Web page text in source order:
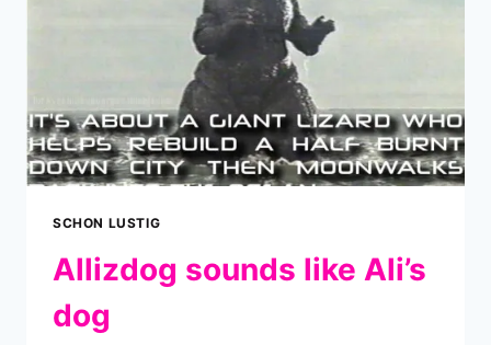
SCHON LUSTIG
Allizdog sounds like Ali’s
dog